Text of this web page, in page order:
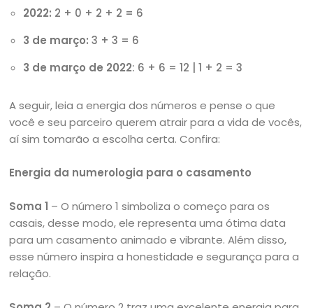
2022: 2 + 0 + 2 + 2 = 6
3 de março:3 + 3 = 6
3 de março de 2022: 6 + 6 = 12 | 1 + 2 = 3
A seguir, leia a energia dos números e pense o que
você e seu parceiro querem atrair para a vida de vocês,
aí sim tomarão a escolha certa. Confira:
Energia da numerologia para o casamento
Soma 1 – O número 1 simboliza o começo para os
casais, desse modo, ele representa uma ótima data
para um casamento animado e vibrante. Além disso,
esse número inspira a honestidade e segurança para a
relação.